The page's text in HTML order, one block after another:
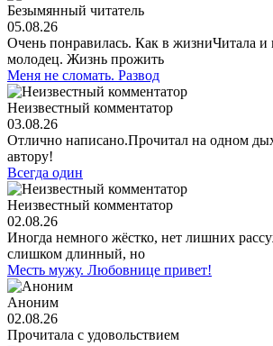
Безымянный читатель
05.08.26
Очень понравилась. Как в жизниЧитала и
молодец. Жизнь прожить
Меня не сломать. Развод
Неизвестный комментатор
03.08.26
Отлично написано.Прочитал на одном
автору!
Всегда один
Неизвестный комментатор
02.08.26
Иногда немного жёстко, нет лишних
слишком длинный, но
Месть мужу. Любовнице привет!
Аноним
02.08.26
Прочитала с удовольствием